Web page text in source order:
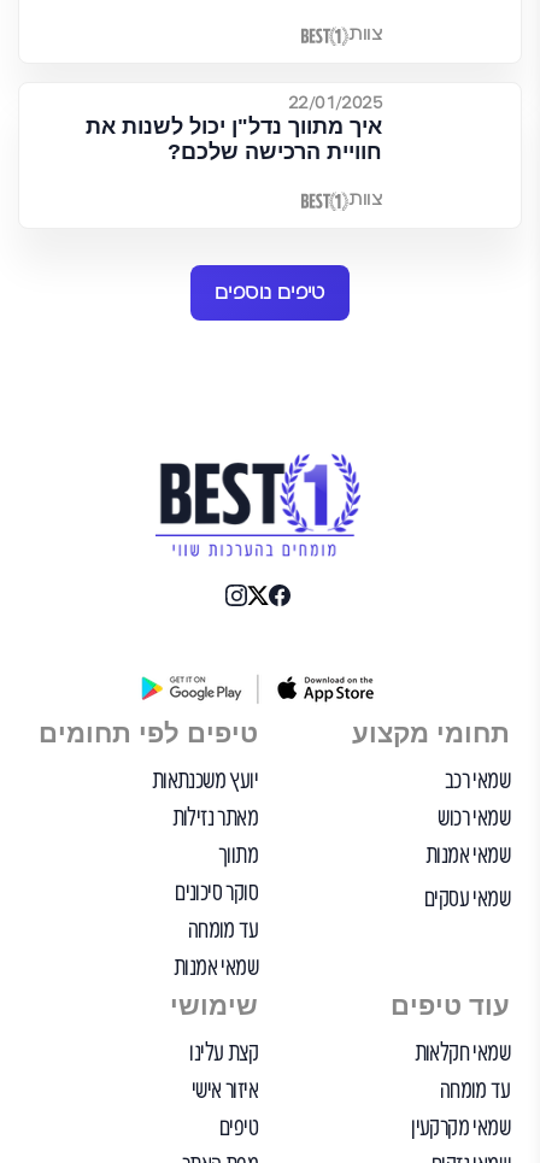
צוות
22/01/2025
איך מתווך נדל"ן יכול לשנות את
חוויית הרכישה שלכם?
צוות
טיפים נוספים
תחומי מקצוע
שמאי רכב
שמאי רכוש
שמאי אמנות
שמאי עסקים
טיפים לפי תחומים
יועץ משכנתאות
מאתר נזילות
מתווך
סוקר סיכונים
עד מומחה
שמאי אמנות
עוד טיפים
שמאי חקלאות
עד מומחה
שמאי מקרקעין
שימושי
קצת עלינו
איזור אישי
טיפים